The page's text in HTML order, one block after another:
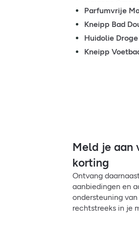
Parfumvrije
Kneipp Bad
Huidolie
Kneipp
Meld je aan
korting
Ontvang
aanbiedingen en
ondersteuning
rechtstreeks in je